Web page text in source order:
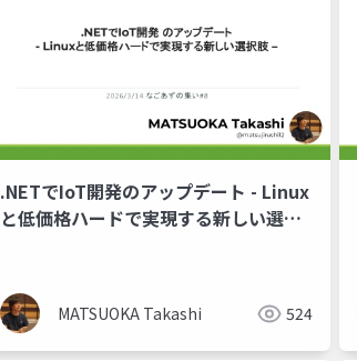
.NETでIoT開発のアップデート - Linux
と低価格ハードで実現する新しい選択
MATSUOKA Takashi 524